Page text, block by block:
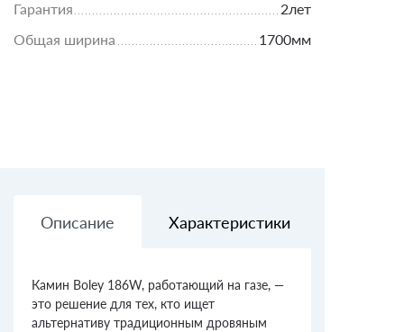
Гарантия
2лет
Общая ширина
1700мм
Описание Характеристики
Камин Boley 186W, работающий на газе, —
это решение для тех, кто ищет
альтернативу традиционным дровяным